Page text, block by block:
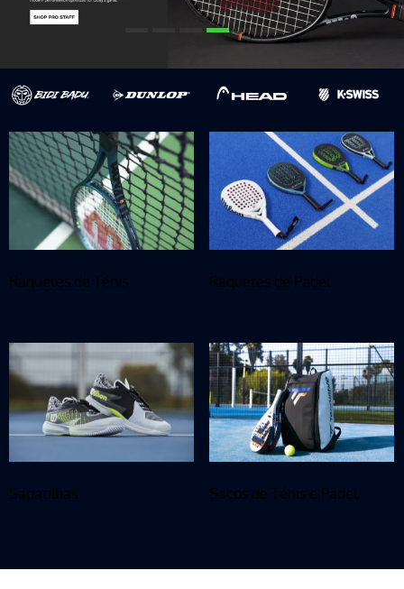
Raquetes de Ténis Raquetes de Padel
Sapatilhas Sacos de Ténis e Padel